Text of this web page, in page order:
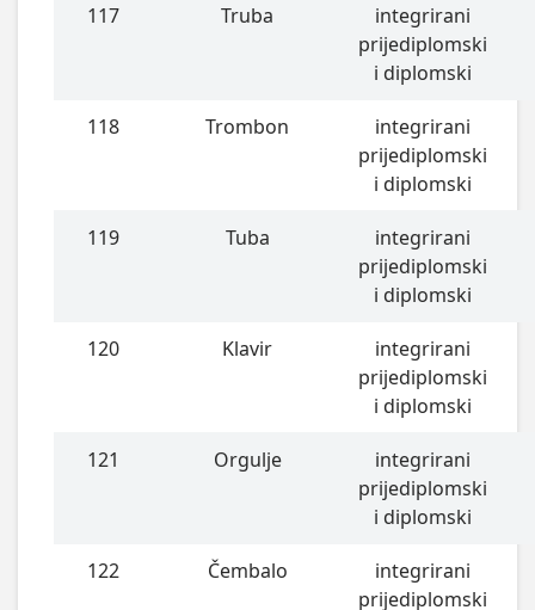
117 Truba
integrirani
prijediplomski
i diplomski
118 Trombon
integrirani
prijediplomski
i diplomski
119 Tuba
integrirani
prijediplomski
i diplomski
120 Klavir
integrirani
prijediplomski
i diplomski
121 Orgulje
integrirani
prijediplomski
i diplomski
122 Čembalo
integrirani
prijediplomski